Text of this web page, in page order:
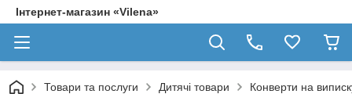
Інтернет-магазин «Vilena»
Товари та послуги Дитячі товари Конверти на